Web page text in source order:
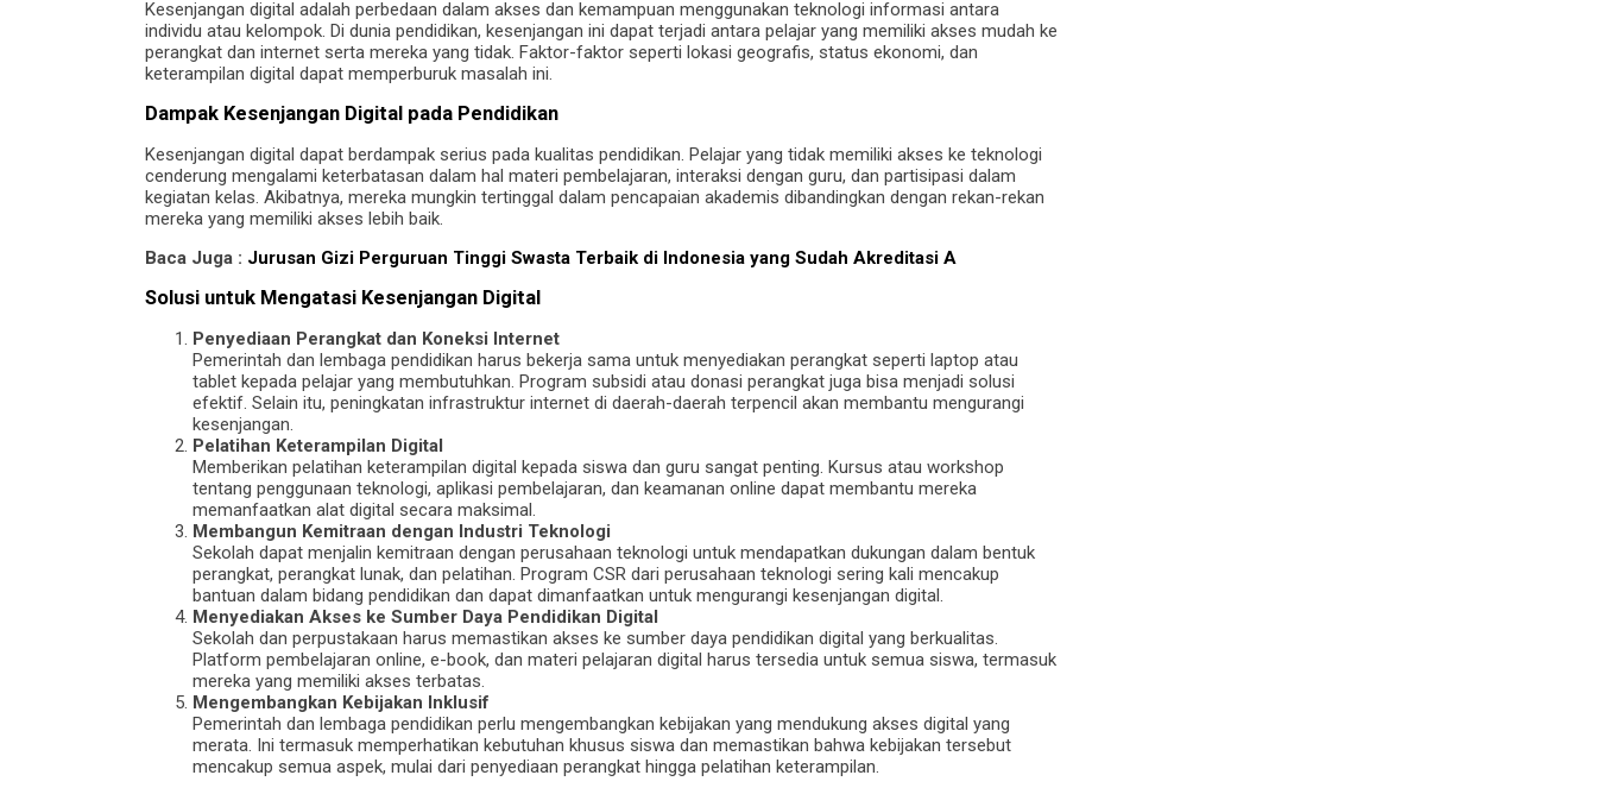
Kesenjangan digital adalah perbedaan dalam akses dan kemampuan menggunakan teknologi informasi antara
individu atau kelompok. Di dunia pendidikan, kesenjangan ini dapat terjadi antara pelajar yang memiliki akses mudah ke
perangkat dan internet serta mereka yang tidak. Faktor-faktor seperti lokasi geografis, status ekonomi, dan
keterampilan digital dapat memperburuk masalah ini.
Dampak Kesenjangan Digital pada Pendidikan
Kesenjangan digital dapat berdampak serius pada kualitas pendidikan. Pelajar yang tidak memiliki akses ke teknologi
cenderung mengalami keterbatasan dalam hal materi pembelajaran, interaksi dengan guru, dan partisipasi dalam
kegiatan kelas. Akibatnya, mereka mungkin tertinggal dalam pencapaian akademis dibandingkan dengan rekan-rekan
mereka yang memiliki akses lebih baik.
Baca Juga : Jurusan Gizi Perguruan Tinggi Swasta Terbaik di Indonesia yang Sudah Akreditasi A
Solusi untuk Mengatasi Kesenjangan Digital
Penyediaan Perangkat dan Koneksi Internet
Pemerintah dan lembaga pendidikan harus bekerja sama untuk menyediakan perangkat seperti laptop atau
tablet kepada pelajar yang membutuhkan. Program subsidi atau donasi perangkat juga bisa menjadi solusi
efektif. Selain itu, peningkatan infrastruktur internet di daerah-daerah terpencil akan membantu mengurangi
kesenjangan.
Pelatihan Keterampilan Digital
Memberikan pelatihan keterampilan digital kepada siswa dan guru sangat penting. Kursus atau workshop
tentang penggunaan teknologi, aplikasi pembelajaran, dan keamanan online dapat membantu mereka
memanfaatkan alat digital secara maksimal.
Membangun Kemitraan dengan Industri Teknologi
Sekolah dapat menjalin kemitraan dengan perusahaan teknologi untuk mendapatkan dukungan dalam bentuk
perangkat, perangkat lunak, dan pelatihan. Program CSR dari perusahaan teknologi sering kali mencakup
bantuan dalam bidang pendidikan dan dapat dimanfaatkan untuk mengurangi kesenjangan digital.
Menyediakan Akses ke Sumber Daya Pendidikan Digital
Sekolah dan perpustakaan harus memastikan akses ke sumber daya pendidikan digital yang berkualitas.
Platform pembelajaran online, e-book, dan materi pelajaran digital harus tersedia untuk semua siswa, termasuk
mereka yang memiliki akses terbatas.
Mengembangkan Kebijakan Inklusif
Pemerintah dan lembaga pendidikan perlu mengembangkan kebijakan yang mendukung akses digital yang
merata. Ini termasuk memperhatikan kebutuhan khusus siswa dan memastikan bahwa kebijakan tersebut
mencakup semua aspek, mulai dari penyediaan perangkat hingga pelatihan keterampilan.